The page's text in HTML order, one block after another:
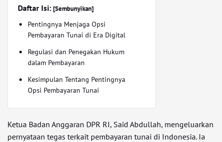
Daftar Isi: [Sembunyikan]
Pentingnya Menjaga Opsi
Pembayaran Tunai di Era Digital
Regulasi dan Penegakan Hukum
dalam Pembayaran
Kesimpulan Tentang Pentingnya
Opsi Pembayaran Tunai
Ketua Badan Anggaran DPR RI, Said Abdullah, mengeluarkan
pernyataan tegas terkait pembayaran tunai di Indonesia. Ia